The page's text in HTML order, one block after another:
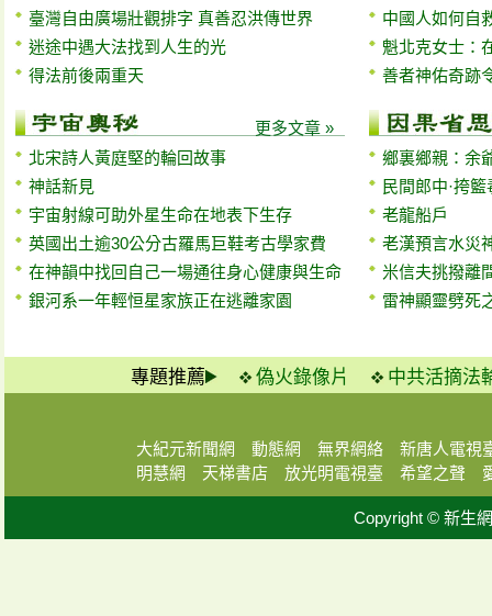
臺灣自由廣場壯觀排字 真善忍洪傳世界
迷途中遇大法找到人生的光
得法前後兩重天
更多文章 »
北宋詩人黃庭堅的輪回故事
神話新見
宇宙射線可助外星生命在地表下生存
英國出土逾30公分古羅馬巨鞋考古學家費
在神韻中找回自己一場通往身心健康與生命
銀河系一年輕恒星家族正在逃離家園
中國人如何自
魁北克女士：
善者神佑奇跡
鄉裏鄉親：余
民間郎中·挎
老龍船戶
老漢預言水災
米信夫挑撥離
雷神顯靈劈死
專題推薦 偽火錄像片 中共活摘法
大紀元新聞網 動態網 無界網絡
新唐人電視
明慧網
天梯書店 放光明電視臺 希望之聲
Copyright © 新生